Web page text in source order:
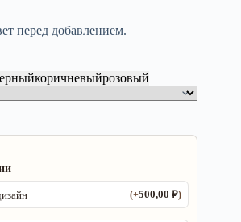
перед добавлением.
коричневыйрозовый
(+500,00₽)